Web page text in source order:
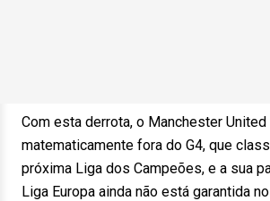
Com esta derrota, o Manchester
matematicamente fora do G4, que
próxima Liga dos Campeões, e a sua
Liga Europa ainda não está garantida